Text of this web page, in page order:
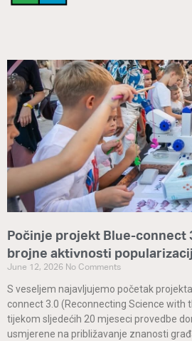
Počinje projekt Blue-connect
brojne aktivnosti
June 12, 2026 No Comments
S veseljem najavljujemo početak
connect 3.0 (Reconnecting Science with
tijekom sljedećih 20 mjeseci provedbe
usmjerene na približavanje znanosti